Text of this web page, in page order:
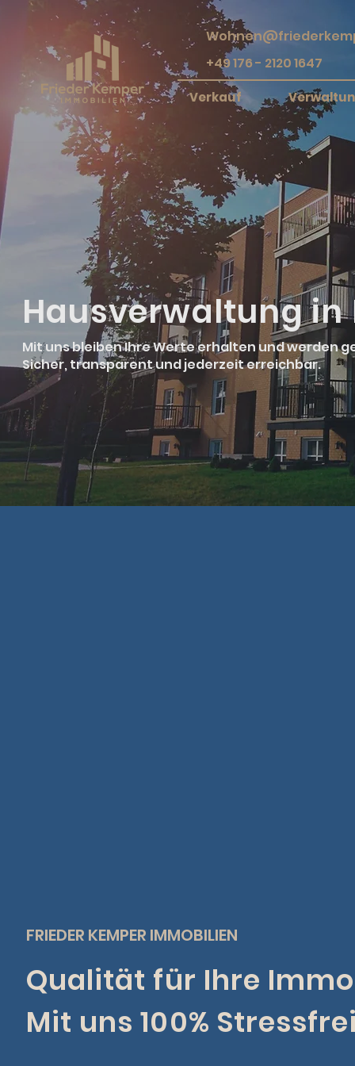
+49 176 - 2120 1647
Verkauf
Hausverwaltung in
Mit uns bleiben Ihre Werte erhalten und werden
Sicher, transparent und jederzeit erreichbar.
FRIEDER KEMPER IMMOBILIEN
Qualität für Ihre
Mit uns 100%